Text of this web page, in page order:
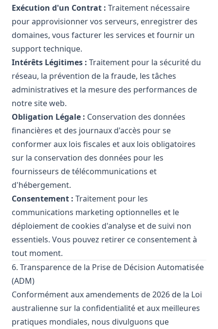
Exécution d'un Contrat : Traitement nécessaire
pour approvisionner vos serveurs, enregistrer des
domaines, vous facturer les services et fournir un
support technique.
Intérêts Légitimes : Traitement pour la sécurité du
réseau, la prévention de la fraude, les tâches
administratives et la mesure des performances de
notre site web.
Obligation Légale : Conservation des données
financières et des journaux d'accès pour se
conformer aux lois fiscales et aux lois obligatoires
sur la conservation des données pour les
fournisseurs de télécommunications et
d'hébergement.
Consentement : Traitement pour les
communications marketing optionnelles et le
déploiement de cookies d'analyse et de suivi non
essentiels. Vous pouvez retirer ce consentement à
tout moment.
6. Transparence de la Prise de Décision Automatisée
(ADM)
Conformément aux amendements de 2026 de la Loi
australienne sur la confidentialité et aux meilleures
pratiques mondiales, nous divulguons que